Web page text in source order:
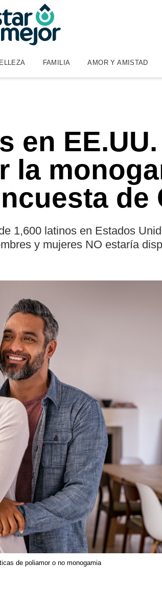
FAMILIA AMOR Y AMISTAD
en
la
de
1,600 latinos en Estados
y mujeres NO estaría
de poliamor o no monogamia